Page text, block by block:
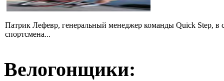
Патрик Лефевр, генеральный менеджер команды Quick Step, в
спортсмена...
Велогонщики: